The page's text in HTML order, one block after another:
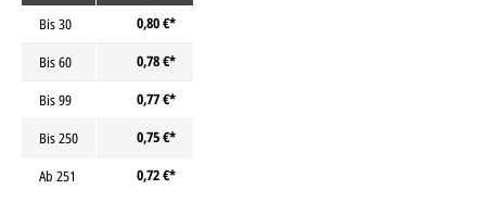
Bis30
0,80 €*
Bis60
0,78 €*
Bis99
0,77 €*
Bis250
0,75 €*
Ab 251 0,72 €*